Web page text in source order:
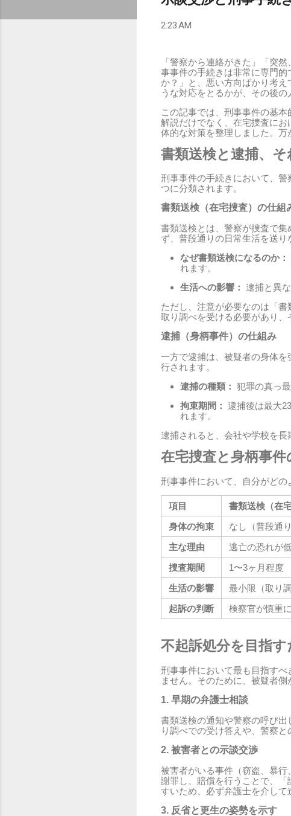
2:23 AM
「警察から連絡がきた」「突
事事件の手続きは非常に専門
か？」と、悪い方向ばかり考
うな対応をとるかが、その後の
この記事では、刑事事件の基
解説だけでなく、在宅捜査に
体的な対策を整理しました。万
書類送検と逮捕、
刑事事件の手続きにおいて、
つに分類されます。
書類送検（在宅捜査）の仕組
書類送検とは、警察が捜査で
ず、普段通りの日常生活を送り
なぜ書類送検になるのか：
れます。
生活への影響： 逮捕と異
ただし、注意が必要なのは「
取り調べを受ける必要があり、
逮捕（身柄事件）の仕組み
一方で逮捕は、被疑者の身体
行されます。
逮捕の種類： 犯罪の真っ
拘束期間： 逮捕後は最大
れます。
逮捕されると、会社や学校を長
在宅捜査と身柄事件
刑事事件において、自分がどの
項目 書類送検（在宅
身体の拘束
なし（普段通
主な理由
逃亡の恐れが
捜査期間
1〜3ヶ月程度
生活の影響
最小限（取り
起訴の判断
検察官が慎重
不起訴処分を目指す
刑事事件において最も目指す
ません。そのために、被疑者側
1. 早期の弁護士相談
書類送検の通知や警察の呼び
り調べでの受け答えや、警察
2. 被害者との示談交渉
被害者がいる事件（窃盗、暴
謝罪し、賠償を行うことで、
すいため、必ず弁護士を介して
3. 反省と更生の姿勢を示す